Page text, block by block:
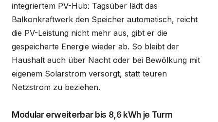
integriertem PV-Hub: Tagsüber lädt das
Balkonkraftwerk den Speicher automatisch, reicht
die PV-Leistung nicht mehr aus, gibt er die
gespeicherte Energie wieder ab. So bleibt der
Haushalt auch über Nacht oder bei Bewölkung mit
eigenem Solarstrom versorgt, statt teuren
Netzstrom zu beziehen.
Modular erweiterbar bis 8,6 kWh je Turm